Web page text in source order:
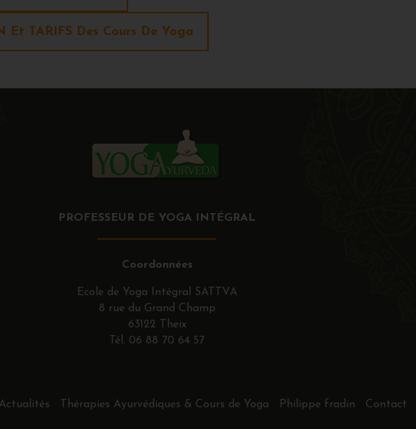
Et TARIFS Des Cours De Yoga
PROFESSEUR DE YOGA INTÉGRAL
Coordonnées
Ecole de Yoga Intégral SATTVA
8 rue du Grand Champ
63122 Theix
Tél. 06 88 70 64 57
Actualités Thérapies Ayurvédiques & Cours de Yoga Philippe fradin Contact